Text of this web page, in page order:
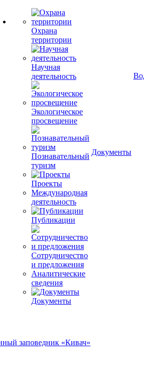
Охрана
территории
Научная
деятельность
Экологическое
просвещение
Познавательный
туризм
Проекты
Международная
деятельность
Публикации
Сотрудничество
и предложения
Аналитические
сведения
Документы
Документы